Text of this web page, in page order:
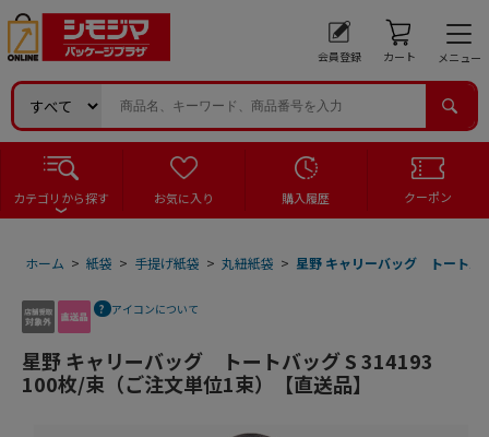
会員登録 カート メニュー
カテゴリから探す お気に入り 購入履歴 クーポン
ホーム > 紙袋 > 手提げ紙袋 > 丸紐紙袋 > 星野 キャリーバッグ トートバ
アイコンについて
星野 キャリーバッグ トートバッグ S 314193
100枚/束（ご注文単位1束）【直送品】